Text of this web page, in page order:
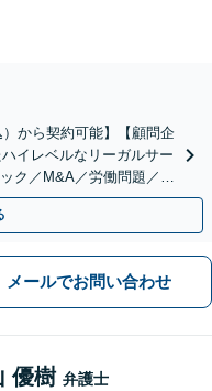
）から契約可能】【顧問企
イレベルなリーガルサー
ク／M&A／労働問題／知
】
メールでお問い合わせ
優樹 弁護士